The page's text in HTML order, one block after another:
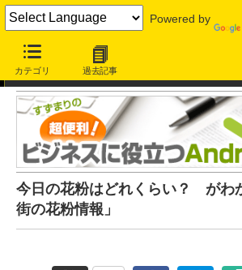
Powered by
カテゴリ 過去記事
ビジネスに役立つAndroidアプリ
今日の花粉はどれくらい？ がわ
街の花粉情報」